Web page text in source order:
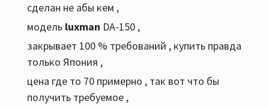
сделан не абы кем ,
модель luxman DA-150 ,
закрывает 100 % требований , купить правда
только Япония ,
цена где то 70 примерно , так вот что бы
получить требуемое ,